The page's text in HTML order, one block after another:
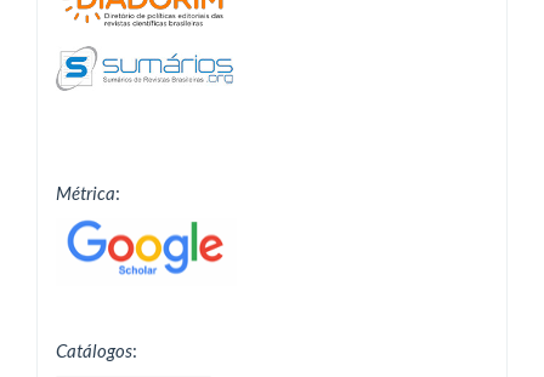
Métrica:
Catálogos: